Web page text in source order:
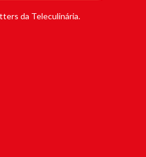
da Teleculinária.